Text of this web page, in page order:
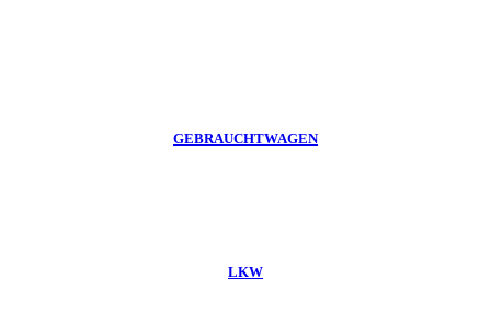
GEBRAUCHTWAGEN
LKW